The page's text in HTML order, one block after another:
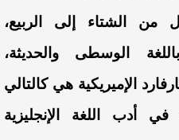
من الشتاء إلى الربيع،
باللغة الوسطى والحديثة،
الإميريكية هي كالتالي
في أدب اللغة
الإنجليزية